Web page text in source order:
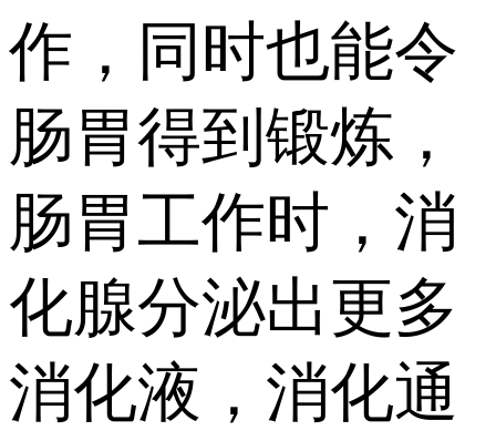
作，同时也能令
肠胃得到锻炼，
肠胃工作时，消
化腺分泌出更多
消化液，消化通